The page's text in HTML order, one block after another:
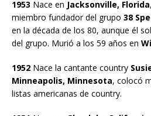
1953 Nace en Jacksonville, Florida,
miembro fundador del grupo 38
en la década de los 80, aunque él
del grupo. Murió a los 59 años en
1952 Nace la cantante country
Minneapolis, Minnesota, colocó
listas americanas de country.